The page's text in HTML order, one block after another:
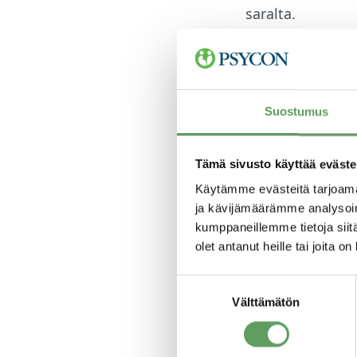
Suostumus
Tämä sivusto käyttää
Käytämme evästeitä
ja kävijämäärämme
kumppaneillemme tietoja
olet antanut heille tai joita
Välttämätön
saralta.
Kirjan
Annastiina
pannut
ylhäältä alas -
kykyä kysyä,
Teos herättää
itsessään ja